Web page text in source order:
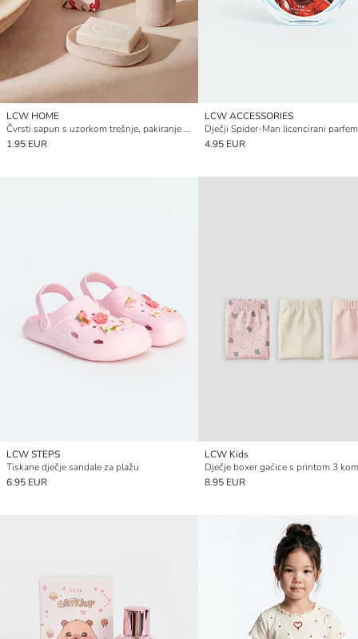
LCW HOME
Čvrsti sapun s uzorkom trešnje, pakiranje od 2 komada, 50 g
1.95 EUR
LCW ACCESSORIES
Dječji Spider-Man licencirani
4.95 EUR
LCW STEPS
Tiskane dječje sandale za plažu
6.95 EUR
LCW Kids
Dječje boxer gaćice s printom 3 kom
8.95 EUR